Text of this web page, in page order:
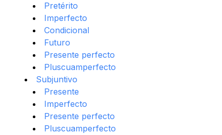
Pretérito
Imperfecto
Condicional
Futuro
Presente perfecto
Pluscuamperfecto
Subjuntivo
Presente
Imperfecto
Presente perfecto
Pluscuamperfecto